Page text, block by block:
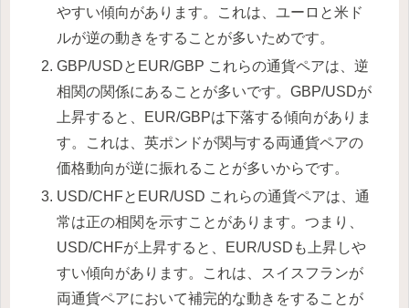
やすい傾向があります。これは、ユーロと米ド
ルが逆の動きをすることが多いためです。
GBP/USDとEUR/GBP これらの通貨ペアは、逆
相関の関係にあることが多いです。GBP/USDが
上昇すると、EUR/GBPは下落する傾向がありま
す。これは、英ポンドが関与する両通貨ペアの
価格動向が逆に振れることが多いからです。
USD/CHFとEUR/USD これらの通貨ペアは、通
常は正の相関を示すことがあります。つまり、
USD/CHFが上昇すると、EUR/USDも上昇しや
すい傾向があります。これは、スイスフランが
両通貨ペアにおいて補完的な動きをすることが